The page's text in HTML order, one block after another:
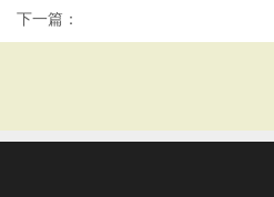
下一篇：